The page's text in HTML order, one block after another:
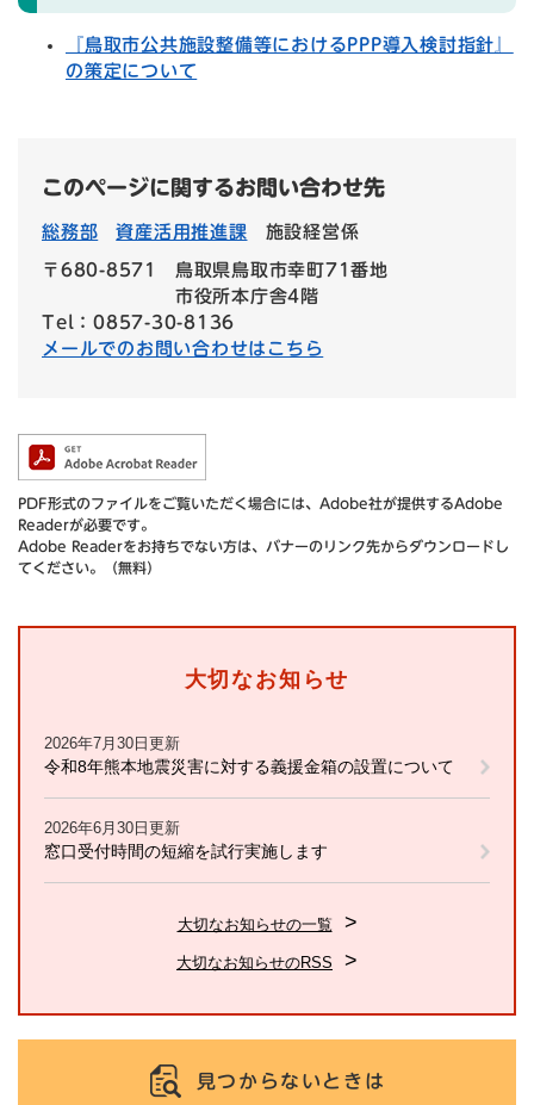
『鳥取市公共施設整備等におけるPPP導入検討指針』
の策定について
このページに関するお問い合わせ先
総務部 資産活用推進課 施設経営係
〒680-8571
鳥取県鳥取市幸町71番地
市役所本庁舎4階
Tel：0857-30-8136
メールでのお問い合わせはこちら
PDF形式のファイルをご覧いただく場合には、Adobe社が提供するAdobe
Readerが必要です。
Adobe Readerをお持ちでない方は、バナーのリンク先からダウンロードし
てください。（無料）
大切なお知らせ
2026年7月30日更新
令和8年熊本地震災害に対する義援金箱の設置について
2026年6月30日更新
窓口受付時間の短縮を試行実施します
大切なお知らせの一覧
大切なお知らせのRSS
見つからないときは